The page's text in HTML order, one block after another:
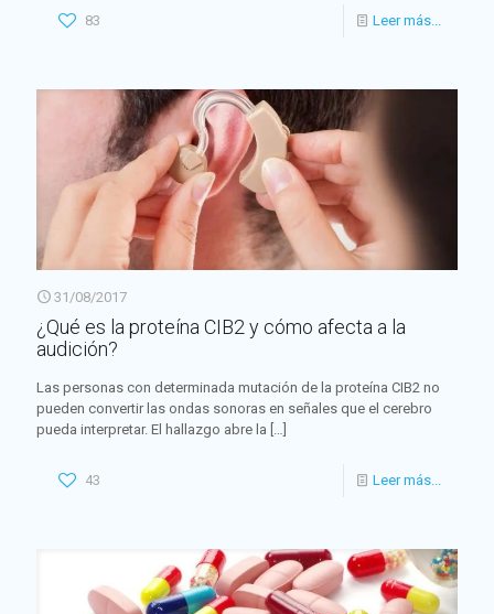
83 Leer más...
31/08/2017
¿Qué es la proteína CIB2 y cómo afecta a la
audición?
Las personas con determinada mutación de la proteína CIB2 no
pueden convertir las ondas sonoras en señales que el cerebro
pueda interpretar. El hallazgo abre la […]
43 Leer más...